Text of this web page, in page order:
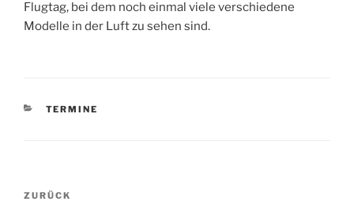
Flugtag, bei dem noch einmal viele verschiedene
Modelle in der Luft zu sehen sind.
KATEGORIEN
TERMINE
Beitragsnavigation
Vorheriger
ZURÜCK